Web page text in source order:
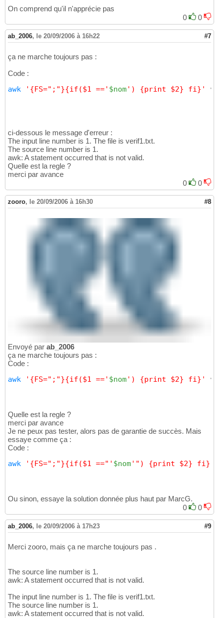
On comprend qu'il n'apprécie pas
0
0
ab_2006, le 20/09/2006 à 16h22 #7
ça ne marche toujours pas :
Code :
awk '{FS=";"}{if($1 ==' $nom') {print $2} fi}'
ci-dessous le message d'erreur :
The input line number is 1. The file is verif1.txt.
The source line number is 1.
awk: A statement occurred that is not valid.
Quelle est la regle ?
merci par avance
0
0
zooro, le 20/09/2006 à 16h30 #8
Envoyé par ab_2006
ça ne marche toujours pas :
Code :
awk '{FS=";"}{if($1 ==' $nom') {print $2} fi}'
Quelle est la regle ?
merci par avance
Je ne peux pas tester, alors pas de garantie de succès. Mais
essaye comme ça :
Code :
awk '{FS=";"}{if($1 =="' $nom'") {print $2} fi}'
Ou sinon, essaye la solution donnée plus haut par MarcG.
0
0
ab_2006, le 20/09/2006 à 17h23 #9
Merci zooro, mais ça ne marche toujours pas .
The source line number is 1.
awk: A statement occurred that is not valid.
The input line number is 1. The file is verif1.txt.
The source line number is 1.
awk: A statement occurred that is not valid.